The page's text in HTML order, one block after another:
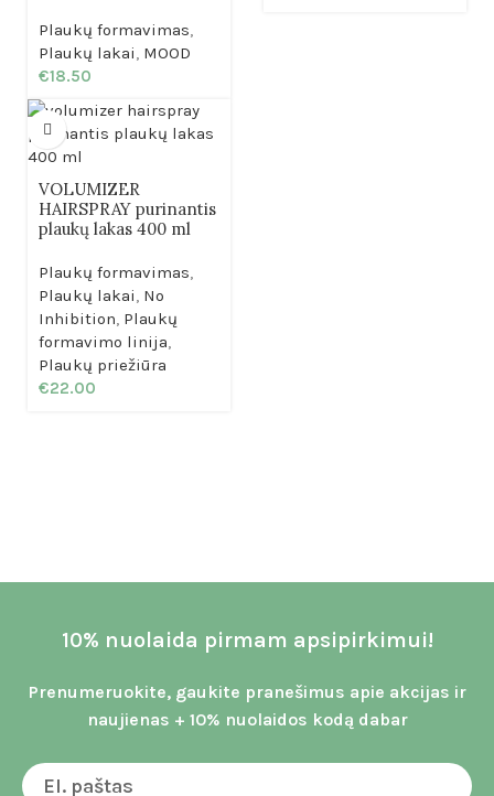
Plaukų formavimas,
Plaukų lakai, MOOD
€18.50
VOLUMIZER
HAIRSPRAY purinantis
plaukų lakas 400 ml
Plaukų formavimas,
Plaukų lakai, No
Inhibition, Plaukų
formavimo linija,
Plaukų priežiūra
€22.00
10% nuolaida pirmam apsipirkimui!
Prenumeruokite, gaukite pranešimus apie akcijas ir
naujienas + 10% nuolaidos kodą dabar